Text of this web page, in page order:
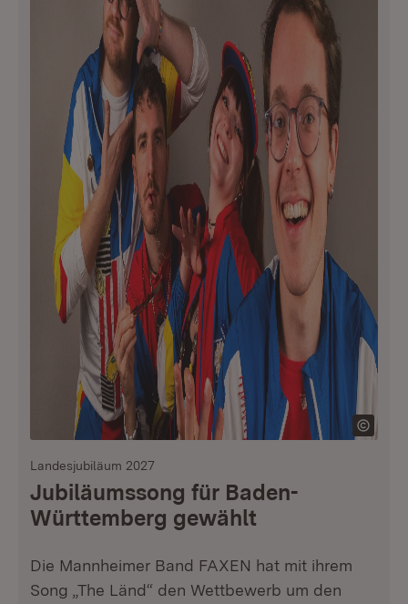
Landesjubiläum 2027
Jubiläumssong für Baden-
Württemberg gewählt
Die Mannheimer Band FAXEN hat mit ihrem
Song „The Länd“ den Wettbewerb um den